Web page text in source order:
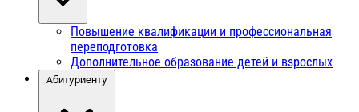
Повышение квалификации и профессиональная
переподготовка
Дополнительное образование детей и взрослых
Абитуриенту